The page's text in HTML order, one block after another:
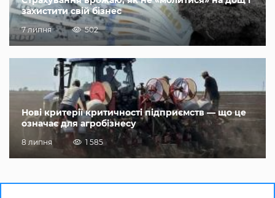
захистити свій бізнес
7 липня 502
Нові критерії критичності підприємств — що це
означає для агробізнесу
8 липня 1 585